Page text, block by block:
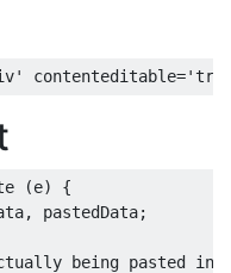
contenteditable=
(e)
{
, pastedData;
being pasted